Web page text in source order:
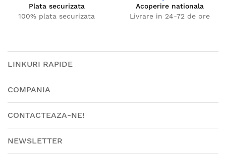
Plata securizata
100% plata securizata
Acoperire nationala
Livrare in 24-72 de ore
LINKURI RAPIDE
COMPANIA
CONTACTEAZA-NE!
NEWSLETTER